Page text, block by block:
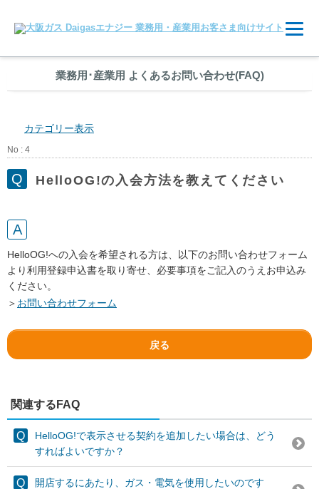
業務用 ･産業用 よくあるお問い合わせ(FAQ)
カテゴリー表示
No : 4
HelloOG!の入会方法を教えてください
HelloOG!への入会を希望される方は、以下のお問い合わせフォーム
より利用登録申込書を取り寄せ、必要事項をご記入のうえお申込み
ください。
＞ お問い合わせフォーム
戻る
関連するFAQ
HelloOG!で表示させる契約を追加したい場合は、どう
すればよいですか？
開店するにあたり、ガス・電気を使用したいのです